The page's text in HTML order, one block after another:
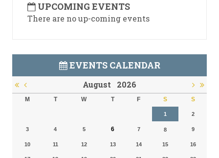
UPCOMING EVENTS
There are no up-coming events
EVENTS CALENDAR
August 2026
M T W T F S S
1 2
3 4 5 6 7 8 9
10 11 12 13 14 15 16